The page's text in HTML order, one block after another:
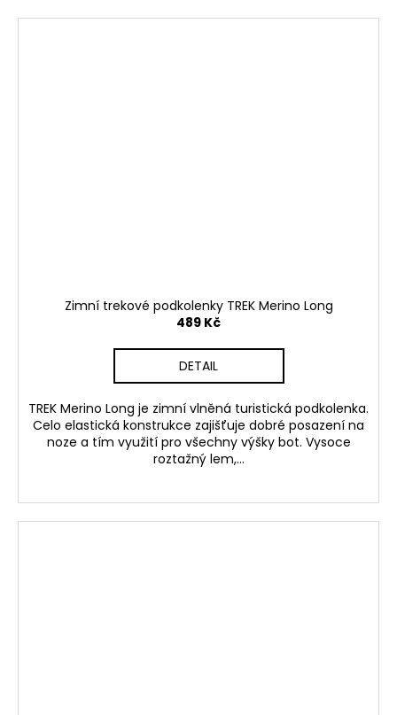
Zimní trekové podkolenky TREK Merino Long
489 Kč
DETAIL
TREK Merino Long je zimní vlněná turistická podkolenka.
Celo elastická konstrukce zajišťuje dobré posazení na
noze a tím využití pro všechny výšky bot. Vysoce
roztažný lem,...